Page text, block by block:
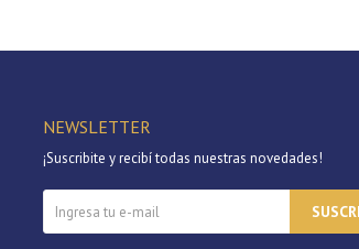
NEWSLETTER
¡Suscribite y recibí todas nuestras novedades!